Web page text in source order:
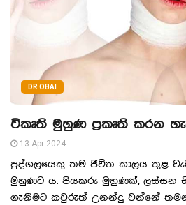
DR OBAI
විකෘති මුහුණ ප්‍රකෘති කරන
13 Apr 2024
පුද්ගලයෙකු තම ජීවිත කාලය තුළ
මුහුණට ය. පියකරු මුහුණක්, ලස්සන
ගැනීමට කවුරුත් උනන්දු වන්නේ